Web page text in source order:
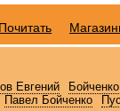
Почитать
Евгений
Павел Бойченко